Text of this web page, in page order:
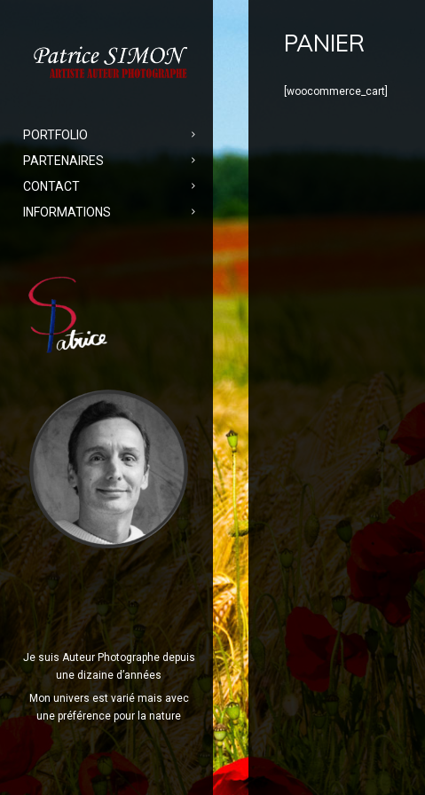
PORTFOLIO
PARTENAIRES
CONTACT
INFORMATIONS
Je suis Auteur Photographe depuis
une dizaine d’années
Mon univers est varié mais avec
une préférence pour la nature
PANIER
[woocommerce_cart]